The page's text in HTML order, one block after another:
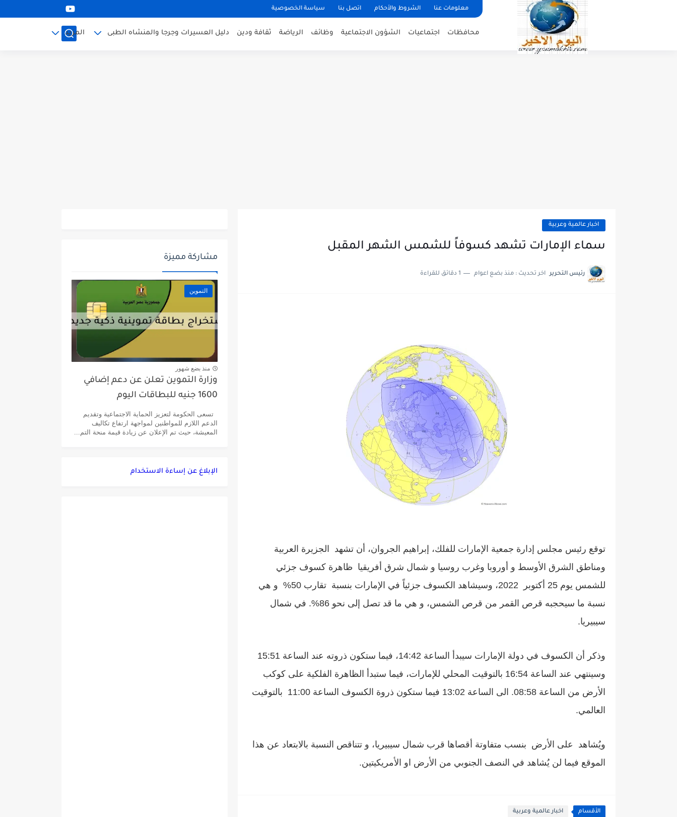
معلومات عنا الشروط والأحكام اتصل بنا سياسة الخصوصية
محافظات اجتماعيات الشؤون الاجتماعية وظائف الرياضة ثقافة ودين دليل العسيرات وجرجا والمنشاه الطبى المزيد
اخبار عالمية وعربية
سماء الإمارات تشهد كسوفاً للشمس الشهر المقبل
رئيس التحرير اخر تحديث : منذ بضع اعوام 1 دقائق للقراءة
توقع رئيس مجلس إدارة جمعية الإمارات للفلك، إبراهيم الجروان، أن تشهد الجزيرة العربية
ومناطق الشرق الأوسط و أوروبا وغرب روسيا و شمال شرق أفريقيا ظاهرة كسوف جزئي
للشمس يوم 25 أكتوبر 2022، وسيشاهد الكسوف جزئياً في الإمارات بنسبة تقارب 50% و هي
نسبة ما سيحجبه قرص القمر من قرص الشمس، و هي ما قد تصل إلى نحو 86%. في شمال
سيبيريا.
وذكر أن الكسوف في دولة الإمارات سيبدأ الساعة 14:42، فيما ستكون ذروته عند الساعة 15:51
وسينتهي عند الساعة 16:54 بالتوقيت المحلي للإمارات، فيما ستبدأ الظاهرة الفلكية على كوكب
الأرض من الساعة 08:58. الى الساعة 13:02 فيما ستكون ذروة الكسوف الساعة 11:00 بالتوقيت
العالمي.
ويُشاهد على الأرض بنسب متفاوتة أقصاها قرب شمال سيبيريا، و تتناقص النسبة بالابتعاد عن هذا
الموقع فيما لن يُشاهد في النصف الجنوبي من الأرض او الأمريكيتين.
الأقسام اخبار عالمية وعربية
مشاركة مميزة
التموين
منذ بضع شهور
وزارة التموين تعلن عن دعم إضافي
1600 جنيه للبطاقات اليوم
تسعى الحكومة لتعزيز الحماية الاجتماعية وتقديم
الدعم اللازم للمواطنين لمواجهة ارتفاع تكاليف
المعيشة، حيث تم الإعلان عن زيادة قيمة منحة التم...
الإبلاغ عن إساءة الاستخدام